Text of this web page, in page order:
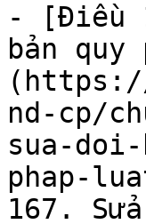
- [Điều
bản
(https://
nd-cp/
sua-doi-
phap-
167.